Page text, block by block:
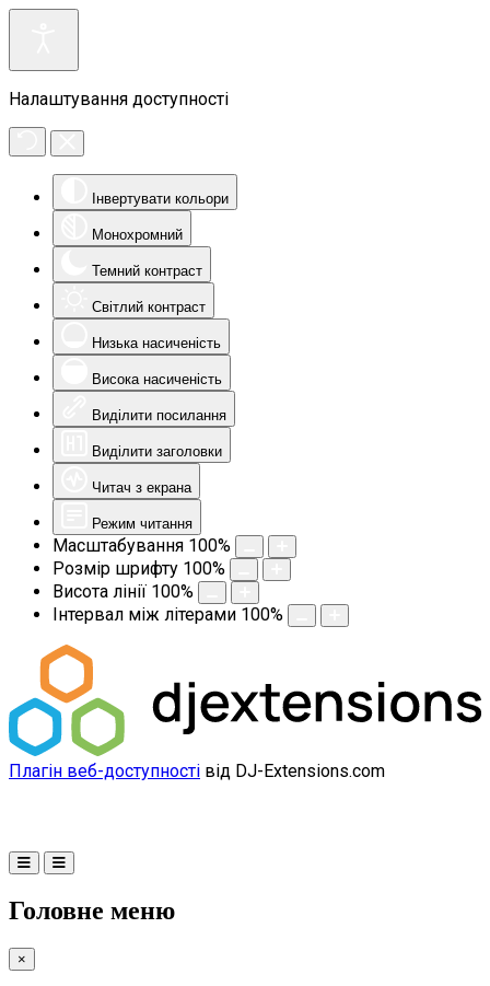
Налаштування доступності
Інвертувати кольори
Монохромний
Темний контраст
Світлий контраст
Низька насиченість
Висока насиченість
Виділити посилання
Виділити заголовки
Читач з екрана
Режим читання
Масштабування 100%
Розмір шрифту 100%
Висота лінії 100%
Інтервал між літерами 100%
Плагін веб-доступності від DJ-Extensions.com
Головне меню
×